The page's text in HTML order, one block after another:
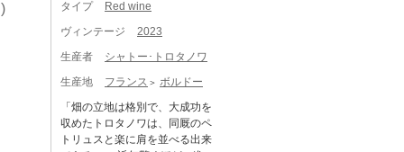
格付け更新まで、サン・テミリ
る、第一特別級Aのシャトーとし
て君臨。2012年に、シャトー・
ュスが特別級Aに加わりますが、
それまではシュヴァル・ブラン
とオーゾンヌの2つのシャトーだ
けが認められていました。 2022
年9月のサン・テミリオン格付け
タイプ
Red wine
ヴィンテージ
2023
生産者
シャトー･トロタノワ
生産地
フランス
ボルドー
「畑の立地は格別で、大成功を
収めたトロタノワは、同厩のペ
トリュスと楽に肩を並べる出来